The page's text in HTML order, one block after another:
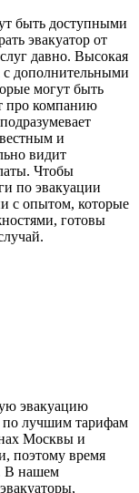
быть доступными
эвакуатор от
давно. Высокая
с дополнительными
могут быть
про компанию
и
видит
Чтобы
по эвакуации
с опытом, которые
готовы
эвакуацию
по лучшим тарифам
Москвы и
поэтому время
В нашем